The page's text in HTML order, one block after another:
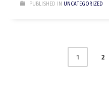
PUBLISHED IN UNCATEGORIZED
1 2